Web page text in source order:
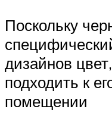
Поскольку
дизайнов
подходить к
помещении